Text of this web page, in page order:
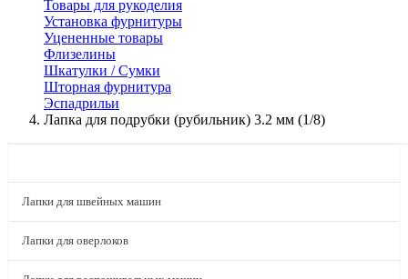
Товары для рукоделия
Установка фурнитуры
Уцененные товары
Флизелины
Шкатулки / Сумки
Шторная фурнитура
Эспадрильи
Лапка для подрубки (рубильник) 3.2 мм (1/8)
Лапки для швейных машин
Лапки для оверлоков